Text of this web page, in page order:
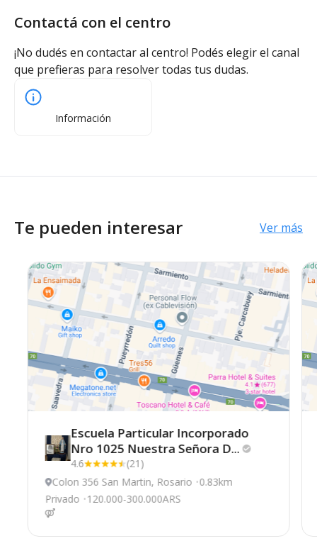
Contactá con el centro
¡No dudés en contactar al centro! Podés elegir el canal
que prefieras para resolver todas tus dudas.
Información
Te pueden interesar Ver más
Escuela Particular Incorporado
Nro 1025 Nuestra Señora D...
4.6
(21)
Colon 356 San Martin, Rosario 0.83km
Privado
120.000-300.000ARS